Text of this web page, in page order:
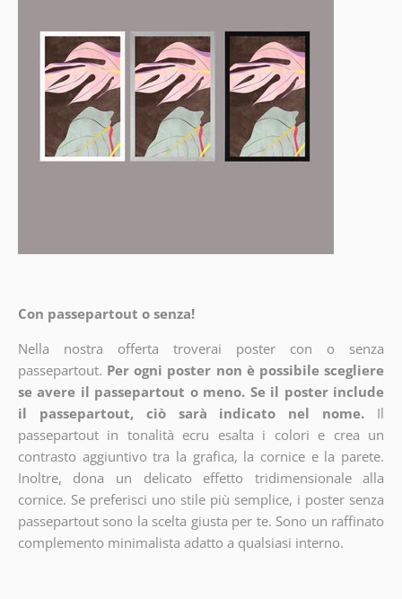
Con passepartout o senza!
Nella nostra offerta troverai poster con o senza
passepartout. Per ogni poster non è possibile scegliere
se avere il passepartout o meno. Se il poster include
il passepartout, ciò sarà indicato nel nome.
Il
passepartout in tonalità ecru esalta i colori e crea un
contrasto aggiuntivo tra la grafica, la cornice e la parete.
Inoltre, dona un delicato effetto tridimensionale alla
cornice. Se preferisci uno stile più semplice, i poster senza
passepartout sono la scelta giusta per te. Sono un raffinato
complemento minimalista adatto a qualsiasi interno.